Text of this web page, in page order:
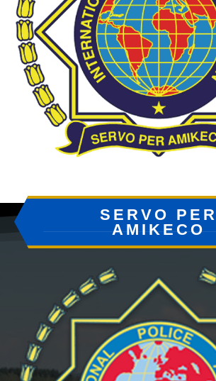
SERVO PER
AMIKECO